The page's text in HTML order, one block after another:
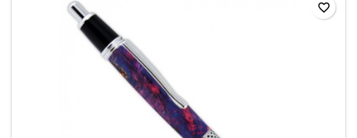
favorite_border